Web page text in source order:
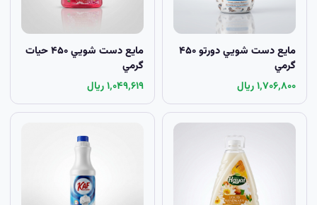
مايع دست شويي دورتو ۴۵۰
گرمي
۱٬۷۰۶٬۸۰۰ ریال
مايع دست شويي ۴۵۰ حيات
گرمي
۱٬۰۴۹٬۶۱۹ ریال